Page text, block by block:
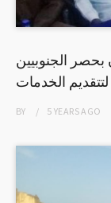
الجنوبيين
لتتقديم الخدمات
BY 5 YEARSAGO